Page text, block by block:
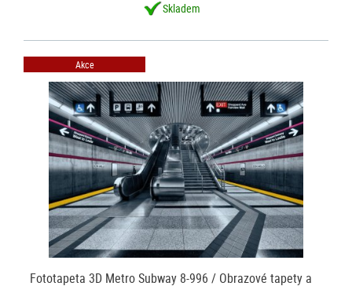
Skladem
Akce
Fototapeta 3D Metro Subway 8-996 / Obrazové tapety a